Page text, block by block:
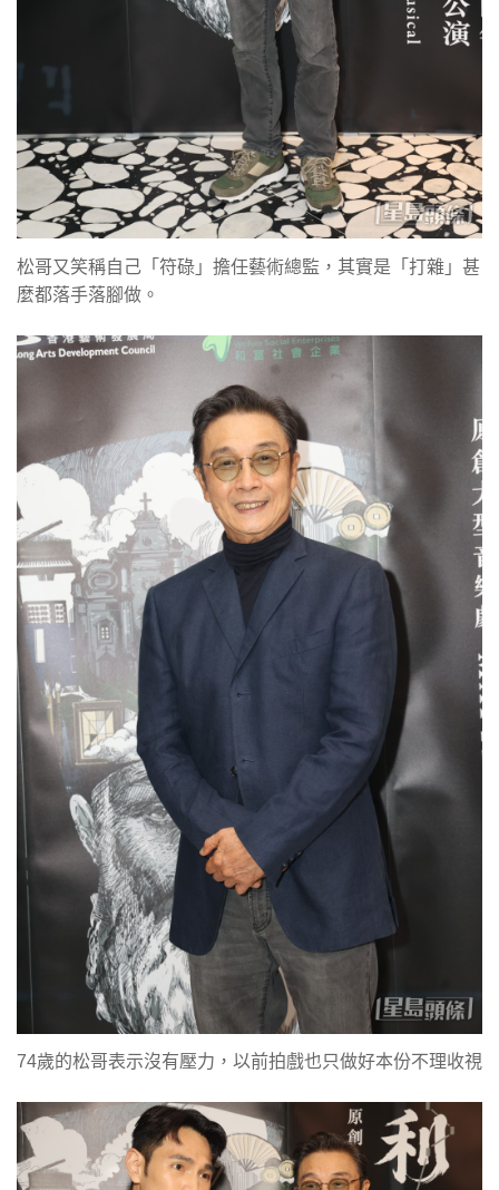
松哥又笑稱自己「符碌」擔任藝術總監，其實是「打雜」甚
麼都落手落腳做。
74歲的松哥表示沒有壓力，以前拍戲也只做好本份不理收視